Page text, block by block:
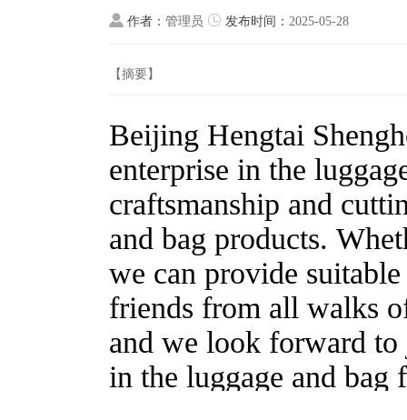
 作者： 管理员  发布时间： 2025-05-28
【摘要】